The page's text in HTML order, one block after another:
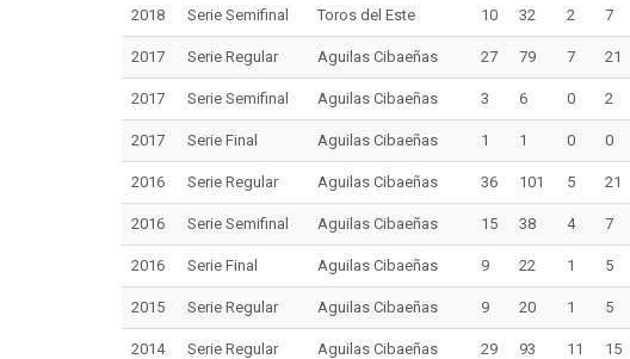
2018 Serie Semifinal Toros del Este 10 32 2 7
2017 Serie Regular Aguilas Cibaeñas 27 79 7 21
2017 Serie Semifinal Aguilas Cibaeñas 3 6 0 2
2017 Serie Final Aguilas Cibaeñas 1 1 0 0
2016 Serie Regular Aguilas Cibaeñas 36 101 5 21
2016 Serie Semifinal Aguilas Cibaeñas 15 38 4 7
2016 Serie Final Aguilas Cibaeñas 9 22 1 5
2015 Serie Regular Aguilas Cibaeñas 9 20 1 5
2014 Serie Regular Aguilas Cibaeñas 29 93 11 15